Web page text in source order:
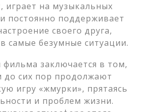
играет на музыкальных
постоянно поддерживает
своего друга,
самые безумные ситуации.
фильма заключается в том,
до сих пор продолжают
игру «жмурки», прятаясь
и проблем жизни.